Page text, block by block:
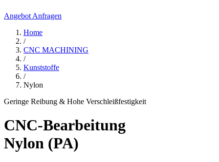
Angebot Anfragen
Home
/
CNC MACHINING
/
Kunststoffe
/
Nylon
Geringe Reibung & Hohe Verschleißfestigkeit
CNC-Bearbeitung
Nylon (PA)